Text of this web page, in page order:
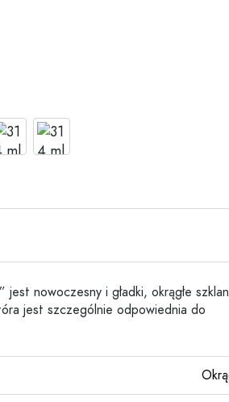
jest nowoczesny i gładki, okrągłe
jest szczególnie odpowiednia do